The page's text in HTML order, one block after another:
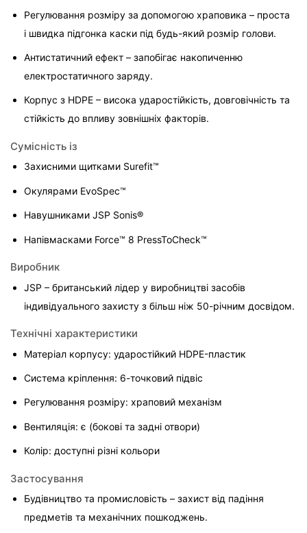
Регулювання розміру за допомогою храповика – проста
і швидка підгонка каски під будь-який розмір голови.
Антистатичний ефект – запобігає накопиченню
електростатичного заряду.
Корпус з HDPE – висока ударостійкість, довговічність та
стійкість до впливу зовнішніх факторів.
Сумісність із
Захисними щитками Surefit™
Окулярами EvoSpec™
Навушниками JSP Sonis®
Напівмасками Force™ 8 PressToCheck™
Виробник
JSP – британський лідер у виробництві засобів
індивідуального захисту з більш ніж 50-річним досвідом.
Технічні характеристики
Матеріал корпусу: ударостійкий HDPE-пластик
Система кріплення: 6-точковий підвіс
Регулювання розміру: храповий механізм
Вентиляція: є (бокові та задні отвори)
Колір: доступні різні кольори
Застосування
Будівництво та промисловість – захист від падіння
предметів та механічних пошкоджень.